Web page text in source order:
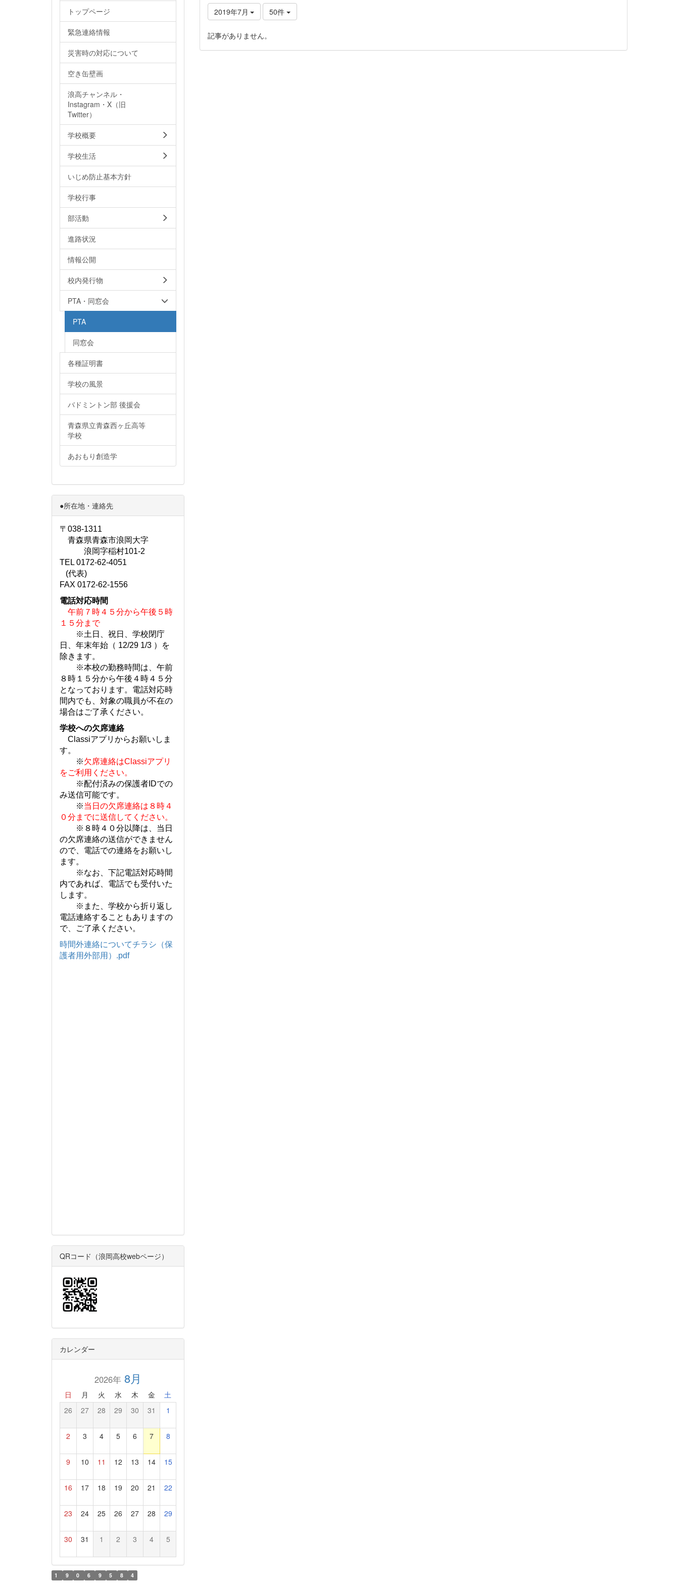
2019年7月 50件
記事がありません。
トップページ
緊急連絡情報
災害時の対応について
空き缶壁画
浪高チャンネル・
Instagram・X（旧
Twitter）
学校概要
学校生活
いじめ防止基本方針
学校行事
部活動
進路状況
情報公開
校内発行物
PTA・同窓会
PTA
同窓会
各種証明書
学校の風景
バドミントン部 後援会
青森県立青森西ヶ丘高等
学校
あおもり創造学
●所在地・連絡先
〒038-1311
青森県青森市浪岡大字
浪岡字稲村101-2
TEL 0172-62-4051
(代表)
FAX 0172-62-1556
電話対応時間
午前７時４５分から午後５時
１５分まで
※土日、祝日、学校閉庁
日、年末年始（ 12/29 1/3 ）を
除きます。
※本校の勤務時間は、午前
８時１５分から午後４時４５分
となっております。電話対応時
間内でも、対象の職員が不在の
場合はご了承ください。
学校への欠席連絡
Classiアプリからお願いしま
す。
※欠席連絡はClassiアプリ
をご利用ください。
※配付済みの保護者IDでの
み送信可能です。
※当日の欠席連絡は８時４
０分までに送信してください。
※８時４０分以降は、当日
の欠席連絡の送信ができません
ので、電話での連絡をお願いし
ます。
※なお、下記電話対応時間
内であれば、電話でも受付いた
します。
※また、学校から折り返し
電話連絡することもありますの
で、ご了承ください。
時間外連絡についてチラシ（保
護者用外部用）.pdf
QRコード（浪岡高校webページ）
カレンダー
2026年8月
日 月 火 水 木 金 土
26 27 28 29 30 31 1
2 3 4 5 6 7 8
9 10 11 12 13 14 15
16 17 18 19 20 21 22
23 24 25 26 27 28 29
30 31 1 2 3 4 5
1 9 0 6 9 5 8 4